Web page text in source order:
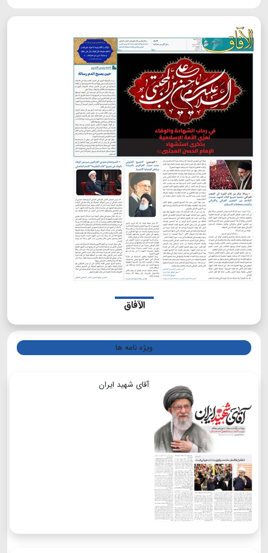
الآفاق
ویژه نامه ها
آقای شهید ایران